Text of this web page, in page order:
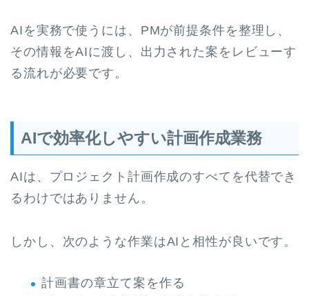
AIを実務で使うには、PMが前提条件を整理し、
その情報をAIに渡し、出力された案をレビューす
る流れが必要です。
AIで効率化しやすい計画作成業務
AIは、プロジェクト計画作成のすべてを代替でき
るわけではありません。
しかし、次のような作業はAIと相性が良いです。
計画書の章立て案を作る